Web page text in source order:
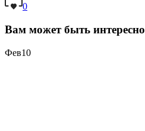
0
Вам может быть интересно
Фев10